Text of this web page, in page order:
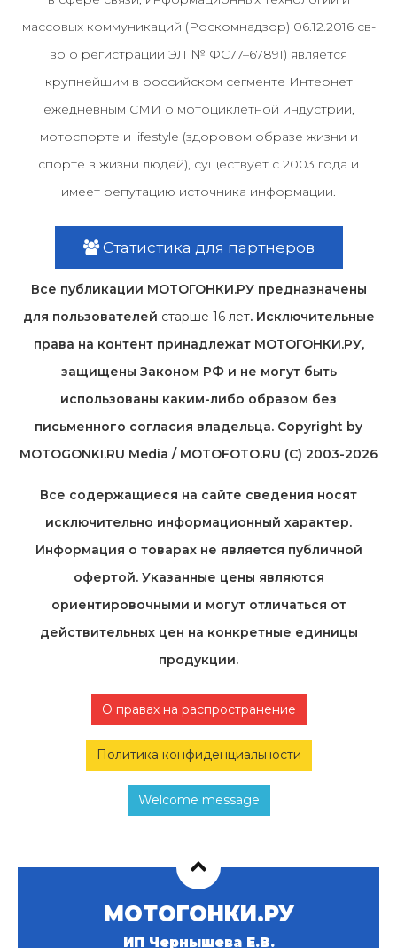
массовых коммуникаций (Роскомнадзор) 06.12.2016 св-
во о регистрации ЭЛ № ФС77–67891) является
крупнейшим в российском сегменте Интернет
ежедневным СМИ о мотоциклетной индустрии,
мотоспорте и lifestyle (здоровом образе жизни и
спорте в жизни людей), существует с 2003 года и
имеет репутацию источника информации.
Статистика для партнеров
Все публикации МОТОГОНКИ.РУ предназначены
для пользователей старше 16 лет. Исключительные
права на контент принадлежат МОТОГОНКИ.РУ,
защищены Законом РФ и не могут быть
использованы каким-либо образом без
письменного согласия владельца. Copyright by
MOTOGONKI.RU Media / MOTOFOTO.RU (C) 2003-2026
Все содержащиеся на cайте сведения носят
исключительно информационный характер.
Информация о товарах не является публичной
офертой. Указанные цены являются
ориентировочными и могут отличаться от
действительных цен на конкретные единицы
продукции.
О правах на распространение
Политика конфиденциальности
Welcome message
МОТОГОНКИ.РУ
ИП Чернышева Е.В.